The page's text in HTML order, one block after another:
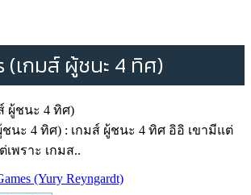
(เกมส์ ผู้ชนะ 4 ทิศ)
ชนะ 4 ทิศ) : เกมส์ ผู้ชนะ 4 ทิศ อิอิ เขามีแต่
พราะ เกมส..
(Yury Reyngardt)